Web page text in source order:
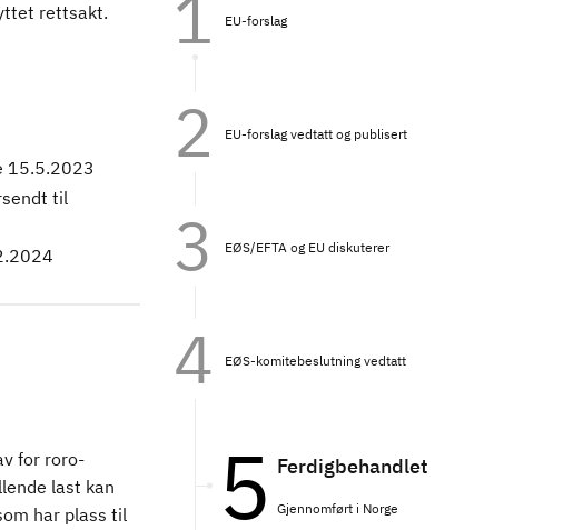
rettsakt.
15.5.2023
til
for roro-
last kan
har plass til
EU-forslag
EU-forslag vedtatt og publisert
EØS/EFTA og EU diskuterer
EØS-komitebeslutning vedtatt
Ferdigbehandlet
Gjennomført i Norge